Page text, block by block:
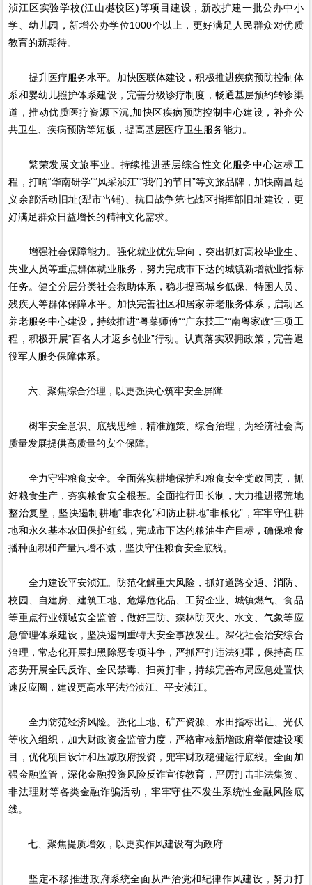
浈江区实验学校(江山樾校区)等项目建设，新改扩建一批公办中小
学、幼儿园，新增公办学位1000个以上，更好满足人民群众对优质
教育的新期待。
提升医疗服务水平。加快医联体建设，积极推进疾病预防控制体
系和婴幼儿照护体系建设，完善分级诊疗制度，畅通基层预约转诊渠
道，推动优质医疗资源下沉;加快区疾病预防控制中心建设，补齐公
共卫生、疾病预防等短板，提高基层医疗卫生服务能力。
繁荣发展文旅事业。持续推进基层综合性文化服务中心达标工
程，打响“华南研学”“风采浈江”“我们的节日”等文旅品牌，加快南昌起
义余部活动旧址(犁市当铺)、抗日战争第七战区指挥部旧址建设，更
好满足群众日益增长的精神文化需求。
增强社会保障能力。强化就业优先导向，突出抓好高校毕业生、
失业人员等重点群体就业服务，努力完成市下达的城镇新增就业指标
任务。健全分层分类社会救助体系，稳步提高城乡低保、特困人员、
残疾人等群体保障水平。加快完善社区和居家养老服务体系，启动区
养老服务中心建设，持续推进“粤菜师傅”“广东技工”“南粤家政”三项工
程，积极开展“百名人才返乡创业”行动。认真落实双拥政策，完善退
役军人服务保障体系。
六、聚焦综合治理，以更强决心筑牢安全屏障
树牢安全意识、底线思维，精准施策、综合治理，为经济社会高
质量发展提供高质量的安全保障。
全力守牢粮食安全。全面落实耕地保护和粮食安全党政同责，抓
好粮食生产，夯实粮食安全根基。全面推行田长制，大力推进撂荒地
整治复垦，坚决遏制耕地“非农化”和防止耕地“非粮化”，牢牢守住耕
地和永久基本农田保护红线，完成市下达的粮油生产目标，确保粮食
播种面积和产量只增不减，坚决守住粮食安全底线。
全力建设平安浈江。防范化解重大风险，抓好道路交通、消防、
校园、自建房、建筑工地、危爆危化品、工贸企业、城镇燃气、食品
等重点行业领域安全监管，做好三防、森林防灭火、水文、气象等应
急管理体系建设，坚决遏制重特大安全事故发生。深化社会治安综合
治理，常态化开展扫黑除恶专项斗争，严抓严打违法犯罪，保持高压
态势开展全民反诈、全民禁毒、扫黄打非，持续完善布局应急处置快
速反应圈，建设更高水平法治浈江、平安浈江。
全力防范经济风险。强化土地、矿产资源、水田指标出让、光伏
等收入组织，加大财政资金监管力度，严格审核新增政府举债建设项
目，优化项目设计和压减政府投资，兜牢财政稳健运行底线。全面加
强金融监管，深化金融投资风险反诈宣传教育，严厉打击非法集资、
非法理财等各类金融诈骗活动，牢牢守住不发生系统性金融风险底
线。
七、聚焦提质增效，以更实作风建设有为政府
坚定不移推进政府系统全面从严治党和纪律作风建设，努力打